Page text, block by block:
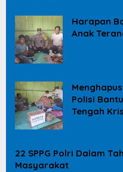
Harapan
Anak
Polisi
Tengah
22 SPPG Polri Dalam
Masyarakat